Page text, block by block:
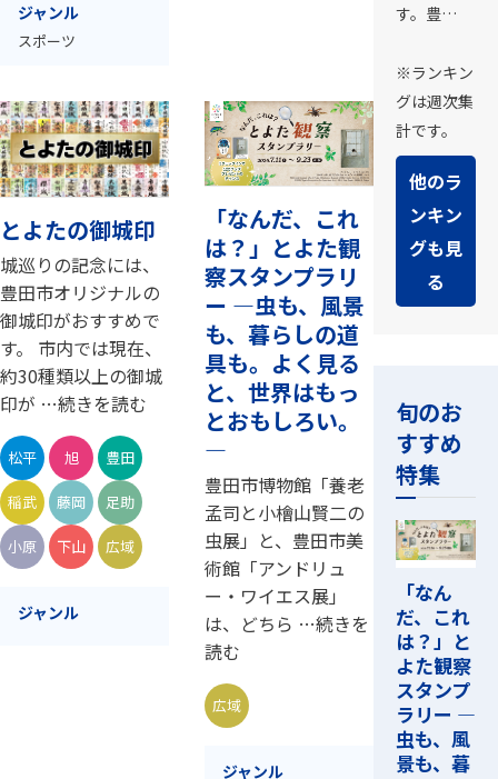
ジャンル
スポーツ
とよたの御城印
城巡りの記念には、
豊田市オリジナルの
御城印がおすすめで
す。 市内では現在、
約30種類以上の御城
印が …続きを読む
松平 旭 豊田
稲武 藤岡 足助
小原 下山 広域
ジャンル
「なんだ、これ
は？」とよた観
察スタンプラリ
ー ―虫も、風景
も、暮らしの道
具も。よく見る
と、世界はもっ
とおもしろい。
―
豊田市博物館「養老
孟司と小檜山賢二の
虫展」と、豊田市美
術館「アンドリュ
ー・ワイエス展」
は、どちら …続きを
読む
広域
ジャンル
す。豊…
※ランキン
グは週次集
計です。
他のラ
ンキン
グも見
る
旬のお
すすめ
特集
「なん
だ、これ
は？」と
よた観察
スタンプ
ラリー ―
虫も、風
景も、暮